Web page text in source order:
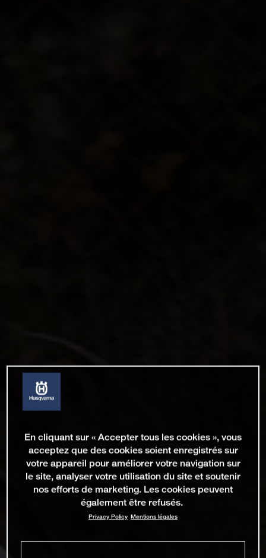
En cliquant sur « Accepter tous les cookies », vous
acceptez que des cookies soient enregistrés sur
votre appareil pour améliorer votre navigation sur
le site, analyser votre utilisation du site et soutenir
nos efforts de marketing. Les cookies peuvent
également être refusés.
Privacy Policy Mentions légales